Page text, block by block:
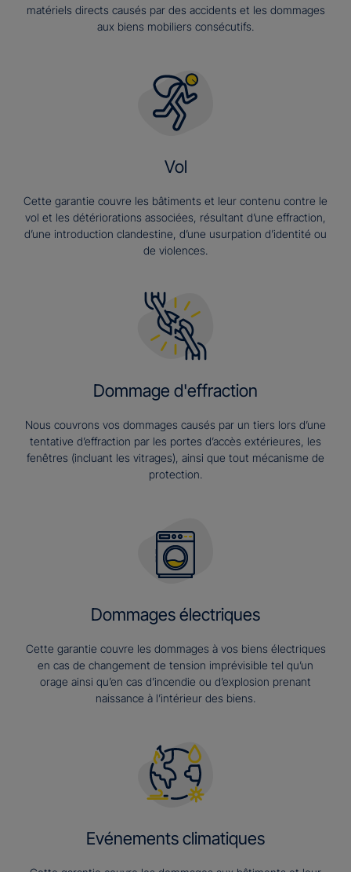
matériels directs causés par des accidents et les dommages
aux biens mobiliers consécutifs.
Vol
Cette garantie couvre les bâtiments et leur contenu contre le
vol et les détériorations associées, résultant d’une effraction,
d’une introduction clandestine, d’une usurpation d’identité ou
de violences.
Dommage d'effraction
Nous couvrons vos dommages causés par un tiers lors d’une
tentative d’effraction par les portes d’accès extérieures, les
fenêtres (incluant les vitrages), ainsi que tout mécanisme de
protection.
Dommages électriques
Cette garantie couvre les dommages à vos biens électriques
en cas de changement de tension imprévisible tel qu’un
orage ainsi qu’en cas d’incendie ou d’explosion prenant
naissance à l’intérieur des biens.
Evénements climatiques